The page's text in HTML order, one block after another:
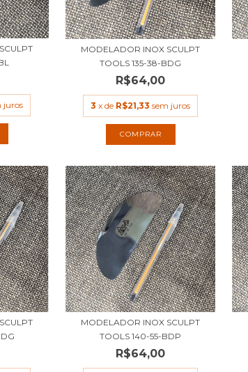
juros
MODELADOR INOX SCULPT
TOOLS 135-38-BDG
R$64,00
3 x de R$21,33 sem juros
MODELADOR INOX SCULPT
TOOLS 140-55-BDP
R$64,00